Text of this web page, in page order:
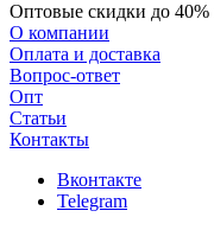
Оптовые скидки до 40%
О компании
Оплата и доставка
Вопрос-ответ
Опт
Статьи
Контакты
Вконтакте
Telegram